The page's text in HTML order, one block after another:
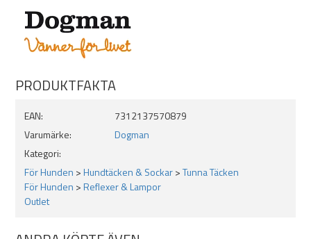
PRODUKTFAKTA
EAN:
7312137570879
Varumärke:
Dogman
Kategori:
För Hunden >Hundtäcken & Sockar>Tunna Täcken
För Hunden >Reflexer & Lampor
Outlet